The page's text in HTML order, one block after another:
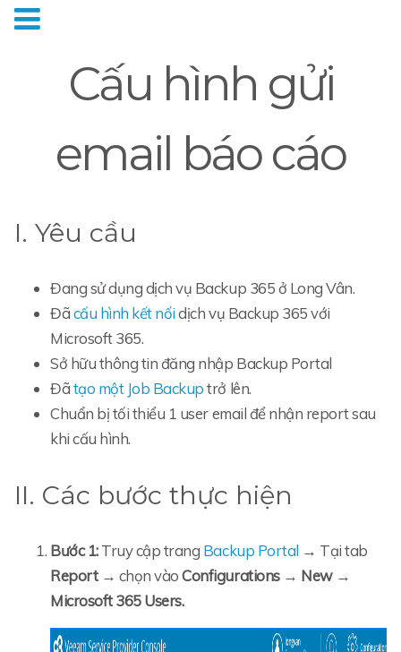
Cấu hình gửi
email báo cáo
I. Yêu cầu
Đang sử dụng dịch vụ Backup 365 ở Long Vân.
Đãcấu hình kết nốidịch vụ Backup 365 với
Microsoft 365.
Sở hữu thông tin đăng nhập Backup Portal
Đãtạo một Job Backuptrở lên.
Chuẩn bị tối thiểu 1 user email để nhận report sau
khi cấu hình.
II. Các bước thực hiện
Bước 1:Truy cập trang Backup Portal → Tại tab
Report→ chọn vàoConfigurations→ New→
Microsoft 365 Users.